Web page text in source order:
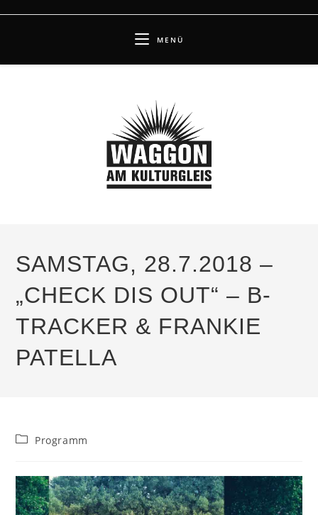
MENÜ
SAMSTAG, 28.7.2018 –
„CHECK DIS OUT“ – B-
TRACKER & FRANKIE
PATELLA
Beitrags-
Programm